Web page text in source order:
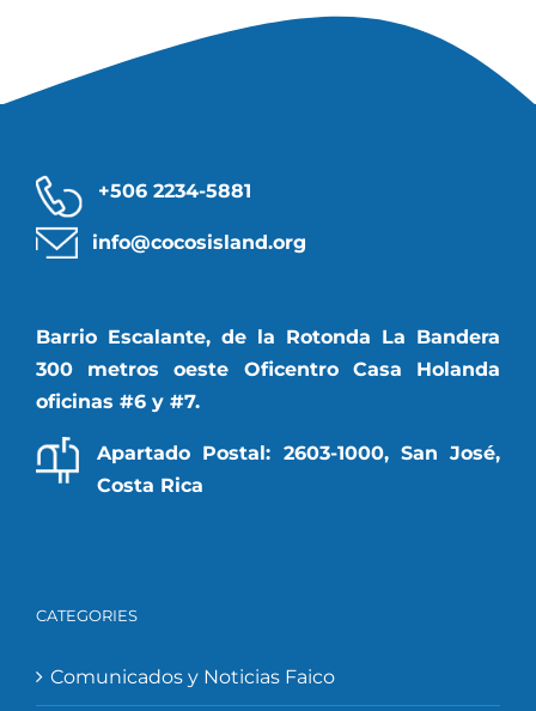
+506 2234-5881
info@cocosisland.org
Barrio Escalante, de la Rotonda La Bandera
300 metros oeste Oficentro Casa Holanda
oficinas #6 y #7.
Apartado Postal: 2603-1000, San José,
Costa Rica
CATEGORIES
Comunicados y Noticias Faico